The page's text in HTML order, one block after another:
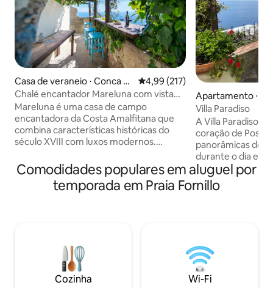
Casa de veraneio ⋅ Conca d
ei Marini
4,99 de uma avaliação média de
4,99 (217)
Chalé encantador Mareluna com vista
para Capri
Mareluna é uma casa de campo
encantadora da Costa Amalfitana que
combina características históricas do
século XVIII com luxos modernos.
deslumbrantes para o mar e interiores
elegantes com detalhes como vigas de
castanha, azulejos tradicionais e
adicionam personalidade. A propriedade
também possui um terraço e pátio, ideal
para desfrutar da paisagem costeira de
tirar o fôlego e refeições ao ar livre
Apartamento ⋅
Villa Paradiso
A Villa Paradiso
coração de
panorâmicas do
durante o dia e
mágico das
costa à noite. A
o sol e o mar e
Paradiso oferece
vida diária na
Comodidades populares em aluguel por
temporada em Praia Fornillo
Cozinha Wi-Fi